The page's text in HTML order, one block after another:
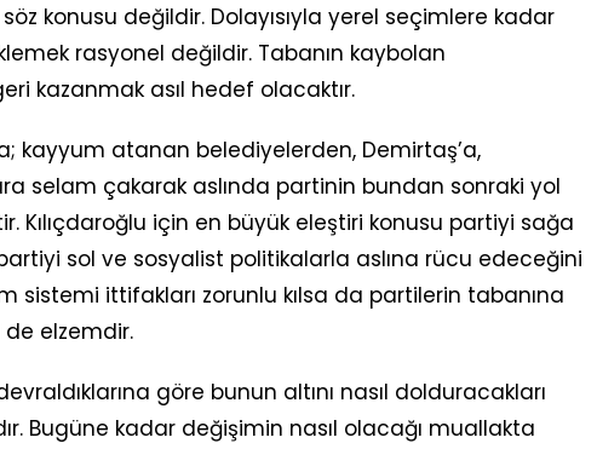
konusu değildir. Dolayısıyla yerel seçimlere kadar
rasyonel değildir. Tabanın kaybolan
kazanmak asıl hedef olacaktır.
kayyum atanan belediyelerden, Demirtaş’a,
selam çakarak aslında partinin bundan sonraki yol
Kılıçdaroğlu için en büyük eleştiri konusu partiyi sağa
partiyi sol ve sosyalist politikalarla aslına rücu edeceğini
sistemi ittifakları zorunlu kılsa da partilerin tabanına
elzemdir.
göre bunun altını nasıl dolduracakları
Bugüne kadar değişimin nasıl olacağı muallakta